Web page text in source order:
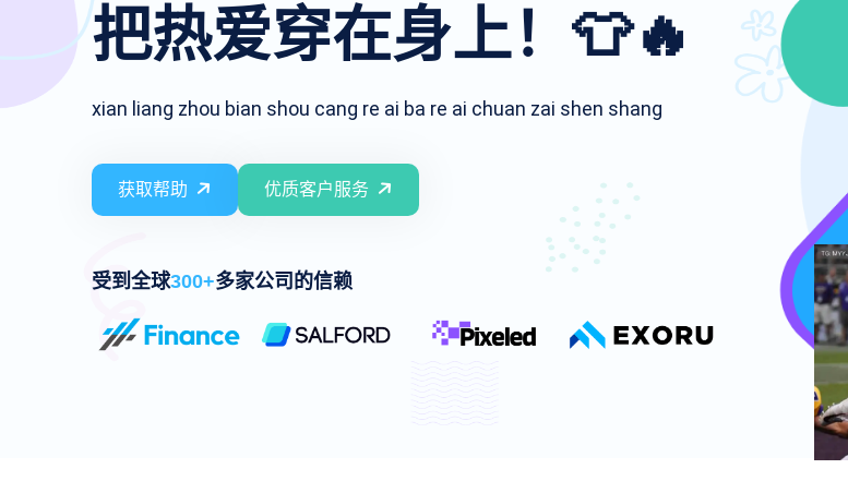
把热爱穿在身上！👕🔥
xian liang zhou bian shou cang re ai ba re ai chuan zai shen shang
获取帮助 优质客户服务
受到全球300+多家公司的信赖